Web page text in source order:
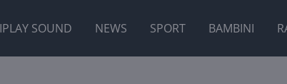
SOUND NEWS SPORT BAMBINI